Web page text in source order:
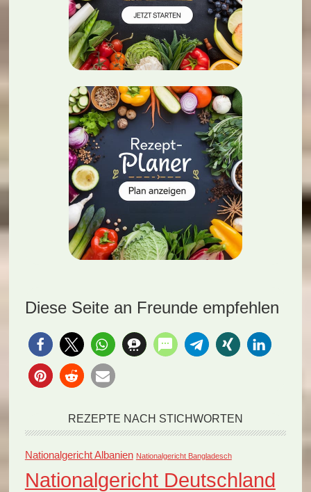
Diese Seite an Freunde empfehlen
REZEPTE NACH STICHWORTEN
Nationalgericht Albanien Nationalgericht Bangladesch
Nationalgericht Deutschland